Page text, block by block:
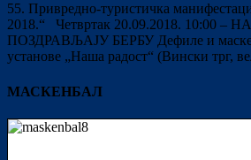
55. Привредно-туристичкa
2018.“ Четвртак 20.09.2018. 10:00 –
ПОЗДРАВЉАЈУ БЕРБУ Дефиле и
установе „Наша радост“ (Вински трг,
МАСКЕНБАЛ